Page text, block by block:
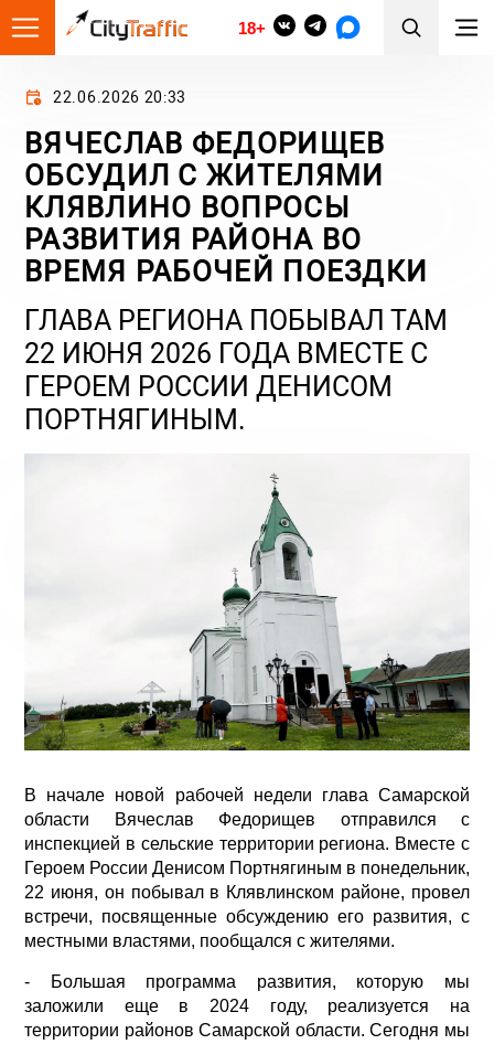
18+
22.06.2026 20:33
ВЯЧЕСЛАВ ФЕДОРИЩЕВ
ОБСУДИЛ С ЖИТЕЛЯМИ
КЛЯВЛИНО ВОПРОСЫ
РАЗВИТИЯ РАЙОНА ВО
ВРЕМЯ РАБОЧЕЙ ПОЕЗДКИ
ГЛАВА РЕГИОНА ПОБЫВАЛ ТАМ
22 ИЮНЯ 2026 ГОДА ВМЕСТЕ С
ГЕРОЕМ РОССИИ ДЕНИСОМ
ПОРТНЯГИНЫМ.
В начале новой рабочей недели глава Самарской
области Вячеслав Федорищев отправился с
инспекцией в сельские территории региона. Вместе с
Героем России Денисом Портнягиным в понедельник,
22 июня, он побывал в Клявлинском районе, провел
встречи, посвященные обсуждению его развития, с
местными властями, пообщался с жителями.
- Большая программа развития, которую мы
заложили еще в 2024 году, реализуется на
территории районов Самарской области. Сегодня мы